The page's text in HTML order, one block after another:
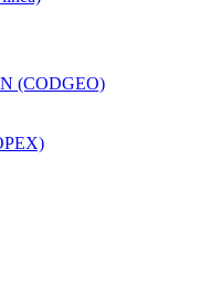
(CODGEO)